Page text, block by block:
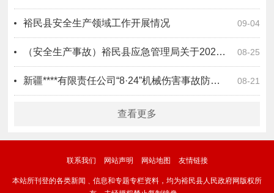
09-04
裕民县安全生产领域工作开展情况
08-25
（安全生产事故）裕民县应急管理局关于2025年以来安全生产事故情况的说明
08-21
新疆****有限责任公司“8·24”机械伤害事故防范和整改措施落实情况评估报告
查看更多
联系我们 网站声明 网站地图 友情链接
本站所刊登的各类新闻﹑信息和专题专栏资料，均为裕民县人民政府网版权所